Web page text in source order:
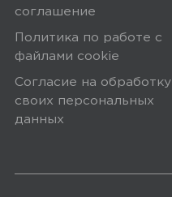
соглашение
Политика по работе с
файлами сookie
Согласие на обработку
своих персональных
данных